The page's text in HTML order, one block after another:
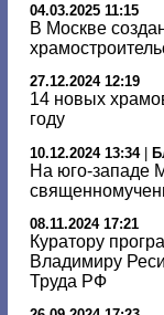
04.03.2025 11:15
В Москве
27.12.2024 12:19
14 новых
году
10.12.2024 13:34|
На юго-западе
08.11.2024 17:21
Куратору
Владимиру
Труда РФ